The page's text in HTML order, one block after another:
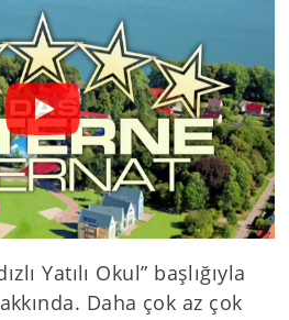
Yatılı Okul” başlığıyla
Daha çok az çok